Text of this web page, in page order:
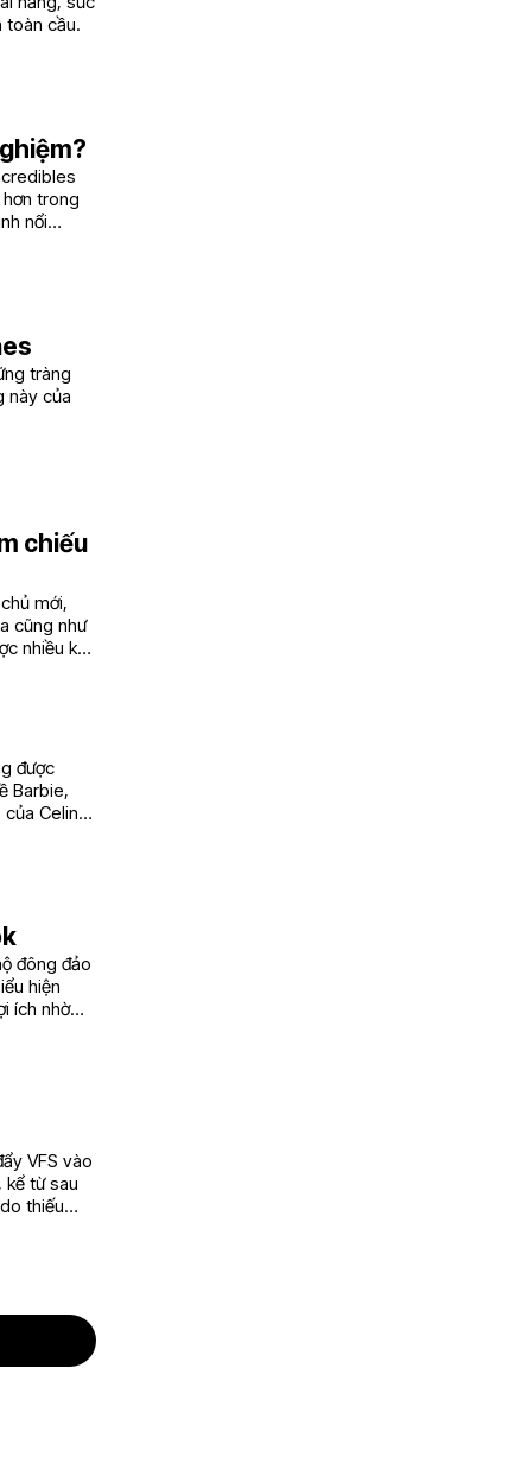
toàn cầu.
trong
nổi
tràng
này của
chiếu
mới,
cũng như
nhiều kỳ
được
Barbie,
Celine
đông đảo
hiện
ích nhờ
VFS vào
kể từ sau
thiếu